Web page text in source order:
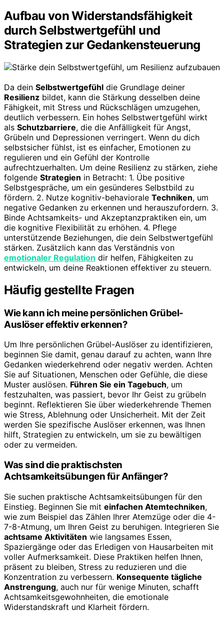
Aufbau von Widerstandsfähigkeit
durch Selbstwertgefühl und
Strategien zur Gedankensteuerung
Da dein Selbstwertgefühl die Grundlage deiner
Resilienz bildet, kann die Stärkung desselben deine
Fähigkeit, mit Stress und Rückschlägen umzugehen,
deutlich verbessern. Ein hohes Selbstwertgefühl wirkt
als Schutzbarriere, die die Anfälligkeit für Angst,
Grübeln und Depressionen verringert. Wenn du dich
selbstsicher fühlst, ist es einfacher, Emotionen zu
regulieren und ein Gefühl der Kontrolle
aufrechtzuerhalten. Um deine Resilienz zu stärken, ziehe
folgende Strategien in Betracht: 1. Übe positive
Selbstgespräche, um ein gesünderes Selbstbild zu
fördern. 2. Nutze kognitiv-behaviorale Techniken, um
negative Gedanken zu erkennen und herauszufordern. 3.
Binde Achtsamkeits- und Akzeptanzpraktiken ein, um
die kognitive Flexibilität zu erhöhen. 4. Pflege
unterstützende Beziehungen, die dein Selbstwertgefühl
stärken. Zusätzlich kann das Verständnis von
emotionaler Regulation dir helfen, Fähigkeiten zu
entwickeln, um deine Reaktionen effektiver zu steuern.
Häufig gestellte Fragen
Wie kann ich meine persönlichen Grübel-
Auslöser effektiv erkennen?
Um Ihre persönlichen Grübel-Auslöser zu identifizieren,
beginnen Sie damit, genau darauf zu achten, wann Ihre
Gedanken wiederkehrend oder negativ werden. Achten
Sie auf Situationen, Menschen oder Gefühle, die diese
Muster auslösen. Führen Sie ein Tagebuch, um
festzuhalten, was passiert, bevor Ihr Geist zu grübeln
beginnt. Reflektieren Sie über wiederkehrende Themen
wie Stress, Ablehnung oder Unsicherheit. Mit der Zeit
werden Sie spezifische Auslöser erkennen, was Ihnen
hilft, Strategien zu entwickeln, um sie zu bewältigen
oder zu vermeiden.
Was sind die praktischsten
Achtsamkeitsübungen für Anfänger?
Sie suchen praktische Achtsamkeitsübungen für den
Einstieg. Beginnen Sie mit einfachen Atemtechniken,
wie zum Beispiel das Zählen Ihrer Atemzüge oder die 4-
7-8-Atmung, um Ihren Geist zu beruhigen. Integrieren Sie
achtsame Aktivitäten wie langsames Essen,
Spaziergänge oder das Erledigen von Hausarbeiten mit
voller Aufmerksamkeit. Diese Praktiken helfen Ihnen,
präsent zu bleiben, Stress zu reduzieren und die
Konzentration zu verbessern. Konsequente tägliche
Anstrengung, auch nur für wenige Minuten, schafft
Achtsamkeitsgewohnheiten, die emotionale
Widerstandskraft und Klarheit fördern.